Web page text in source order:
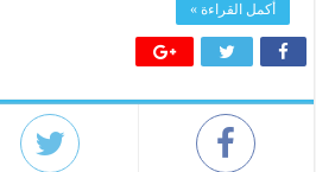
أكمل القراءة »